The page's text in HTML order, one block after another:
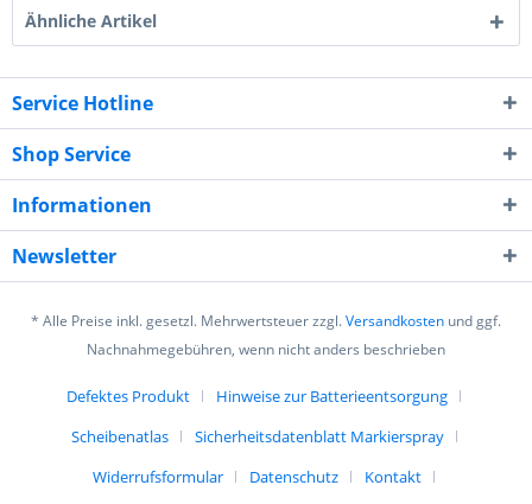
Ähnliche Artikel
Service Hotline
Shop Service
Informationen
Newsletter
* Alle Preise inkl. gesetzl. Mehrwertsteuer zzgl.Versandkosten und ggf.
Nachnahmegebühren, wenn nicht anders beschrieben
Defektes Produkt
Hinweise zur Batterieentsorgung
Scheibenatlas
Sicherheitsdatenblatt Markierspray
Widerrufsformular
Datenschutz
Kontakt